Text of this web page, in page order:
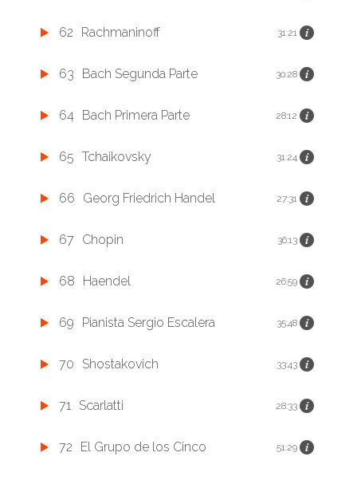
62 Rachmaninoff 31:21
63 Bach Segunda Parte 30:28
64 Bach Primera Parte 28:12
65 Tchaikovsky 31:24
66 Georg Friedrich Handel 27:31
67 Chopin 36:13
68 Haendel 26:59
69 Pianista Sergio Escalera 35:48
70 Shostakovich 33:43
71 Scarlatti 28:33
72 El Grupo de los Cinco 51:29